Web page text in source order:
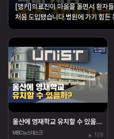
[앵커]의료진이 마을을 돌면서 환자
처음 도입됐습니다.병원에 가기 힘든
했습니다.황두길 기자가 현장을 다
학교.운동장에 들어선 대형 ...
울산에 영재학교 유치할 수 있을까?
MBC뉴스데스크 128